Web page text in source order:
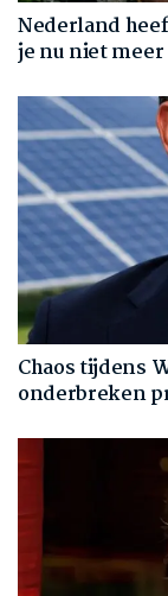
Nederland
je nu niet
Chaos tijdens
onderbreken